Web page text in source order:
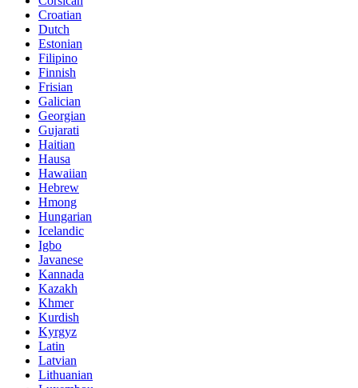
Croatian
Dutch
Estonian
Filipino
Finnish
Frisian
Galician
Georgian
Gujarati
Haitian
Hausa
Hawaiian
Hebrew
Hmong
Hungarian
Icelandic
Igbo
Javanese
Kannada
Kazakh
Khmer
Kurdish
Kyrgyz
Latin
Latvian
Lithuanian